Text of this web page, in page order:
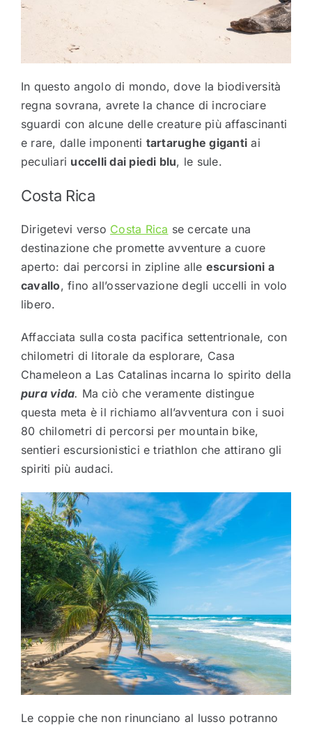
In questo angolo di mondo, dove la biodiversità
regna sovrana, avrete la chance di incrociare
sguardi con alcune delle creature più affascinanti
e rare, dalle imponenti tartarughe giganti ai
peculiari uccelli dai piedi blu, le sule.
Costa Rica
Dirigetevi verso Costa Rica se cercate una
destinazione che promette avventure a cuore
aperto: dai percorsi in zipline alle escursioni a
cavallo, fino all’osservazione degli uccelli in volo
libero.
Affacciata sulla costa pacifica settentrionale, con
chilometri di litorale da esplorare, Casa
Chameleon a Las Catalinas incarna lo spirito della
pura vida. Ma ciò che veramente distingue
questa meta è il richiamo all’avventura con i suoi
80 chilometri di percorsi per mountain bike,
sentieri escursionistici e triathlon che attirano gli
spiriti più audaci.
Le coppie che non rinunciano al lusso potranno